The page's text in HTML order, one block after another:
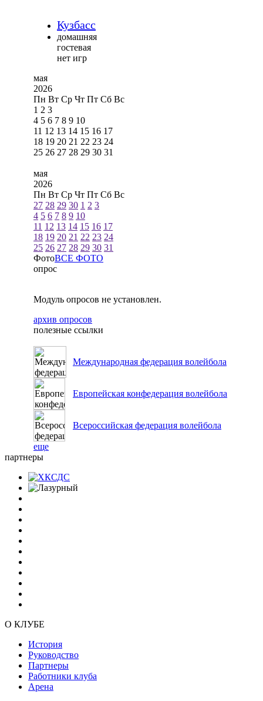
Кузбасс
домашняя
гостевая
нет игр
мая
2026
Пн Вт Ср Чт Пт Сб Вс
1 2 3
4 5 6 7 8 9 10
11 12 13 14 15 16 17
18 19 20 21 22 23 24
25 26 27 28 29 30 31
мая
2026
Пн Вт Ср Чт Пт Сб Вс
27 28 29 30 1 2 3
4 5 6 7 8 9 10
11 12 13 14 15 16 17
18 19 20 21 22 23 24
25 26 27 28 29 30 31
ФотоВСЕ ФОТО
опрос
Модуль опросов не установлен.
архив опросов
полезные ссылки
Международная федерация волейбола
Европейская конфедерация волейбола
Всероссийская федерация волейбола
еще
партнеры
О КЛУБЕ
История
Руководство
Партнеры
Работники клуба
Арена